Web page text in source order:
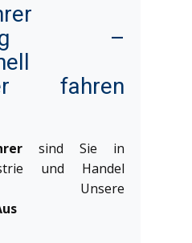
–
fahren
sind Sie in
und Handel
Unsere